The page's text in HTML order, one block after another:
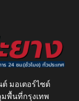
มอเตอร์ไซต์
พื้นที่กรุงเทพ